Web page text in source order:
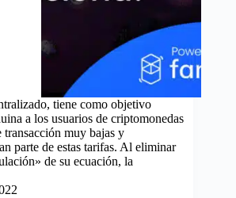
tiene como objetivo
a los usuarios de criptomonedas
transacción muy bajas y
parte de estas tarifas. Al eliminar
de su ecuación, la